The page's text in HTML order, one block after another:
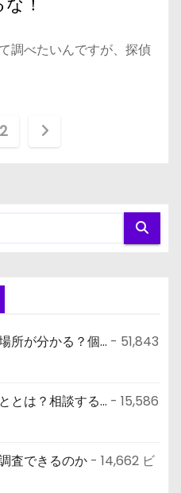
調べたいんですが、探偵
2
所が分かる？個... - 51,843
とは？相談する... - 15,586
査できるのか - 14,662 ビ